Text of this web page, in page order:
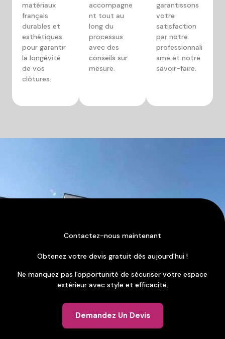
matériaux
français
durables et
esthétiques
pour garantir
la longévité
de vos
clôtures.
accompagne
nt tout au
long du
processus
avec des
conseils sur
mesure.
garantissons
votre
satisfaction
par notre
professionnali
sme et notre
savoir-faire.
Contactez-nous maintenant
Obtenez votre devis gratuit dès aujourd'hui !
Ne manquez pas l'opportunité de sécuriser votre espace
extérieur avec style et efficacité.
Demandez Un Devis